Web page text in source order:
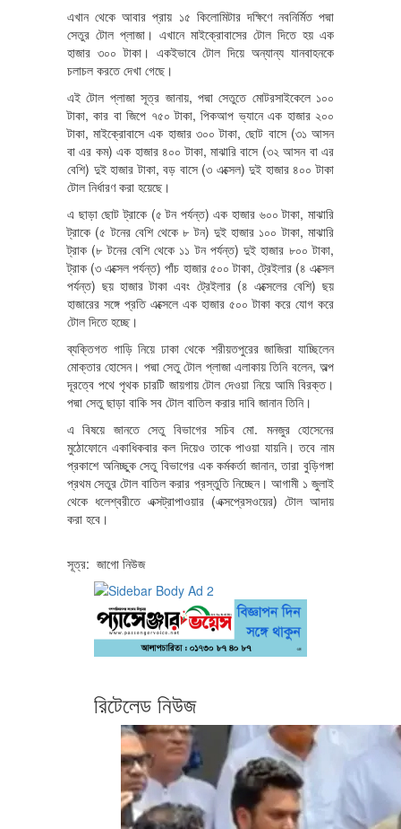
এখান থেকে আবার প্রায় ১৫ কিলোমিটার দক্ষিণে নবনির্মিত পদ্মা
সেতুর টোল প্লাজা। এখানে মাইক্রোবাসের টোল দিতে হয় এক
হাজার ৩০০ টাকা। একইভাবে টোল দিয়ে অন্যান্য যানবাহনকে
চলাচল করতে দেখা গেছে।
এই টোল প্লাজা সূত্র জানায়, পদ্মা সেতুতে মোটরসাইকেলে ১০০
টাকা, কার বা জিপে ৭৫০ টাকা, পিকআপ ভ্যানে এক হাজার ২০০
টাকা, মাইক্রোবাসে এক হাজার ৩০০ টাকা, ছোট বাসে (৩১ আসন
বা এর কম) এক হাজার ৪০০ টাকা, মাঝারি বাসে (৩২ আসন বা এর
বেশি) দুই হাজার টাকা, বড় বাসে (৩ এক্সেল) দুই হাজার ৪০০ টাকা
টোল নির্ধারণ করা হয়েছে।
এ ছাড়া ছোট ট্রাকে (৫ টন পর্যন্ত) এক হাজার ৬০০ টাকা, মাঝারি
ট্রাকে (৫ টনের বেশি থেকে ৮ টন) দুই হাজার ১০০ টাকা, মাঝারি
ট্রাক (৮ টনের বেশি থেকে ১১ টন পর্যন্ত) দুই হাজার ৮০০ টাকা,
ট্রাক (৩ এক্সেল পর্যন্ত) পাঁচ হাজার ৫০০ টাকা, ট্রেইলার (৪ এক্সেল
পর্যন্ত) ছয় হাজার টাকা এবং ট্রেইলার (৪ এক্সেলের বেশি) ছয়
হাজারের সঙ্গে প্রতি এক্সেলে এক হাজার ৫০০ টাকা করে যোগ করে
টোল দিতে হচ্ছে।
ব্যক্তিগত গাড়ি নিয়ে ঢাকা থেকে শরীয়তপুরের জাজিরা যাচ্ছিলেন
মোক্তার হোসেন। পদ্মা সেতু টোল প্লাজা এলাকায় তিনি বলেন, অল্প
দূরত্বে পথে পৃথক চারটি জায়গায় টোল দেওয়া নিয়ে আমি বিরক্ত।
পদ্মা সেতু ছাড়া বাকি সব টোল বাতিল করার দাবি জানান তিনি।
এ বিষয়ে জানতে সেতু বিভাগের সচিব মো. মনজুর হোসেনের
মুঠোফোনে একাধিকবার কল দিয়েও তাকে পাওয়া যায়নি। তবে নাম
প্রকাশে অনিচ্ছুক সেতু বিভাগের এক কর্মকর্তা জানান, তারা বুড়িগঙ্গা
প্রথম সেতুর টোল বাতিল করার প্রস্তুতি নিচ্ছেন। আগামী ১ জুলাই
থেকে ধলেশ্বরীতে এক্সট্রাপাওয়ার (এক্সপ্রেসওয়ের) টোল আদায়
করা হবে।
সূত্র: জাগো নিউজ
রিটেলেড নিউজ